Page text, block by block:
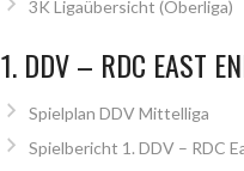
3K Ligaübersicht (Oberliga)
1. DDV – RDC EAST
Spielplan DDV Mittelliga
Spielbericht 1. DDV – RDC